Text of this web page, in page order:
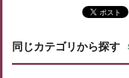
同じカテゴリから探す